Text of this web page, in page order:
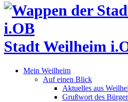
Stadt Weilheim
Mein Weilheim
Auf einen Blick
Aktuelles aus
Grußwort des